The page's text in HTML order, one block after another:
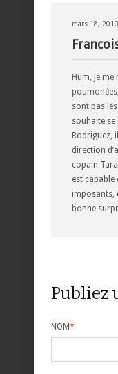
mars 18, 2010
Hum, je me
sont pas
souhaite se
Rodriguez,
direction
copain
est capable
imposants,
bonne
Publiez
NOM*